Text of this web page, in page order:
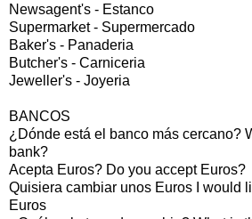
Newsagent's - Estanco
Supermarket - Supermercado
Baker's - Panaderia
Butcher's - Carniceria
Jeweller's - Joyeria
BANCOS
¿Dónde está el banco más cercano?
bank?
Acepta Euros? Do you accept Euros?
Quisiera cambiar unos Euros I would
Euros